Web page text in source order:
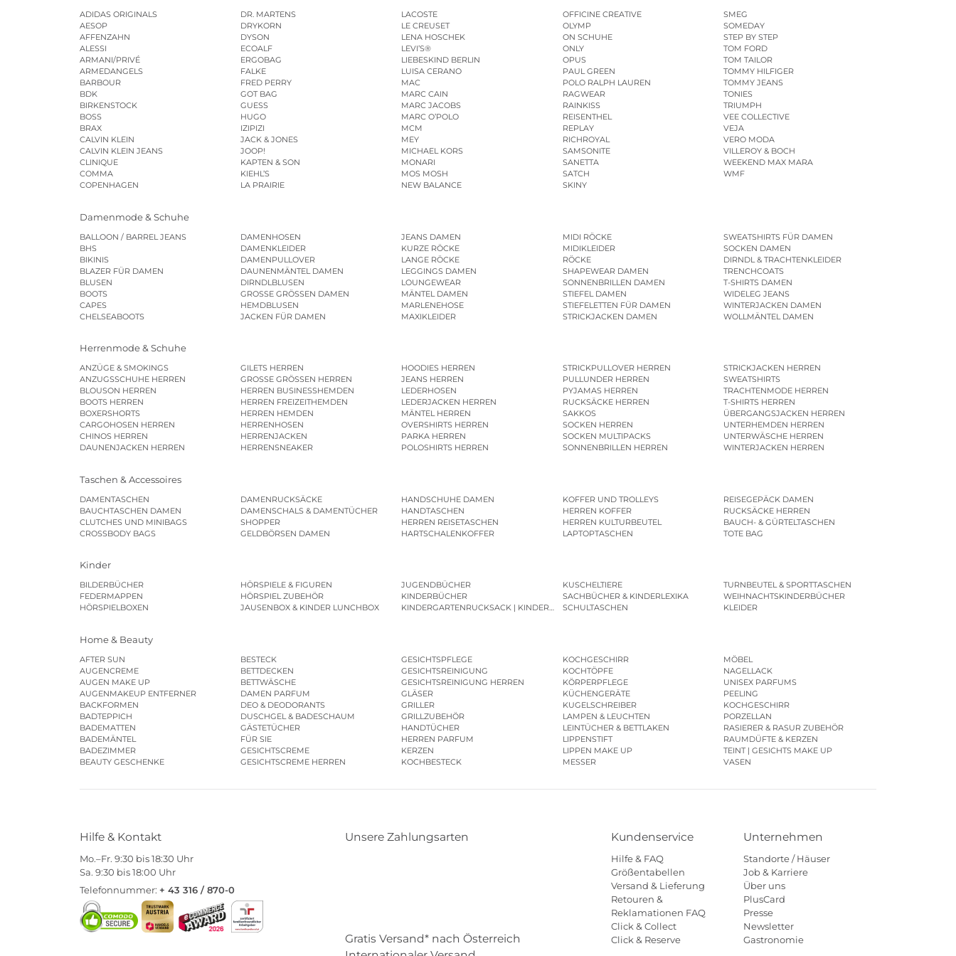
ADIDAS ORIGINALS
AESOP
AFFENZAHN
ALESSI
ARMANI/PRIVÉ
ARMEDANGELS
BARBOUR
BDK
BIRKENSTOCK
BOSS
BRAX
CALVIN KLEIN
CALVIN KLEIN JEANS
CLINIQUE
COMMA
COPENHAGEN
DR. MARTENS
DRYKORN
DYSON
ECOALF
ERGOBAG
FALKE
FRED PERRY
GOT BAG
GUESS
HUGO
IZIPIZI
JACK & JONES
JOOP!
KAPTEN & SON
KIEHL’S
LA PRAIRIE
LACOSTE
LE CREUSET
LENA HOSCHEK
LEVI’S®
LIEBESKIND BERLIN
LUISA CERANO
MAC
MARC CAIN
MARC JACOBS
MARC O’POLO
MCM
MEY
MICHAEL KORS
MONARI
MOS MOSH
NEW BALANCE
OFFICINE CREATIVE
OLYMP
ON SCHUHE
ONLY
OPUS
PAUL GREEN
POLO RALPH LAUREN
RAGWEAR
RAINKISS
REISENTHEL
REPLAY
RICHROYAL
SAMSONITE
SANETTA
SATCH
SKINY
SMEG
SOMEDAY
STEP BY STEP
TOM FORD
TOM TAILOR
TOMMY HILFIGER
TOMMY JEANS
TONIES
TRIUMPH
VEE COLLECTIVE
VEJA
VERO MODA
VILLEROY & BOCH
WEEKEND MAX MARA
WMF
Damenmode & Schuhe
BALLOON / BARREL JEANS
BHS
BIKINIS
BLAZER FÜR DAMEN
BLUSEN
BOOTS
CAPES
CHELSEABOOTS
DAMENHOSEN
DAMENKLEIDER
DAMENPULLOVER
DAUNENMÄNTEL DAMEN
DIRNDLBLUSEN
GROSSE GRÖSSEN DAMEN
HEMDBLUSEN
JACKEN FÜR DAMEN
JEANS DAMEN
KURZE RÖCKE
LANGE RÖCKE
LEGGINGS DAMEN
LOUNGEWEAR
MÄNTEL DAMEN
MARLENEHOSE
MAXIKLEIDER
MIDI RÖCKE
MIDIKLEIDER
RÖCKE
SHAPEWEAR DAMEN
SONNENBRILLEN DAMEN
STIEFEL DAMEN
STIEFELETTEN FÜR DAMEN
STRICKJACKEN DAMEN
SWEATSHIRTS FÜR DAMEN
SOCKEN DAMEN
DIRNDL & TRACHTENKLEIDER
TRENCHCOATS
T-SHIRTS DAMEN
WIDELEG JEANS
WINTERJACKEN DAMEN
WOLLMÄNTEL DAMEN
Herrenmode & Schuhe
ANZÜGE & SMOKINGS
ANZUGSSCHUHE HERREN
BLOUSON HERREN
BOOTS HERREN
BOXERSHORTS
CARGOHOSEN HERREN
CHINOS HERREN
DAUNENJACKEN HERREN
GILETS HERREN
GROSSE GRÖSSEN HERREN
HERREN BUSINESSHEMDEN
HERREN FREIZEITHEMDEN
HERREN HEMDEN
HERRENHOSEN
HERRENJACKEN
HERRENSNEAKER
HOODIES HERREN
JEANS HERREN
LEDERHOSEN
LEDERJACKEN HERREN
MÄNTEL HERREN
OVERSHIRTS HERREN
PARKA HERREN
POLOSHIRTS HERREN
STRICKPULLOVER HERREN
PULLUNDER HERREN
PYJAMAS HERREN
RUCKSÄCKE HERREN
SAKKOS
SOCKEN HERREN
SOCKEN MULTIPACKS
SONNENBRILLEN HERREN
STRICKJACKEN HERREN
SWEATSHIRTS
TRACHTENMODE HERREN
T-SHIRTS HERREN
ÜBERGANGSJACKEN HERREN
UNTERHEMDEN HERREN
UNTERWÄSCHE HERREN
WINTERJACKEN HERREN
Taschen & Accessoires
DAMENTASCHEN
BAUCHTASCHEN DAMEN
CLUTCHES UND MINIBAGS
CROSSBODY BAGS
DAMENRUCKSÄCKE
DAMENSCHALS & DAMENTÜCHER
SHOPPER
GELDBÖRSEN DAMEN
HANDSCHUHE DAMEN
HANDTASCHEN
HERREN REISETASCHEN
HARTSCHALENKOFFER
KOFFER UND TROLLEYS
HERREN KOFFER
HERREN KULTURBEUTEL
LAPTOPTASCHEN
REISEGEPÄCK DAMEN
RUCKSÄCKE HERREN
BAUCH- & GÜRTELTASCHEN
TOTE BAG
Kinder
BILDERBÜCHER
FEDERMAPPEN
HÖRSPIELBOXEN
HÖRSPIELE & FIGUREN
HÖRSPIEL ZUBEHÖR
JAUSENBOX & KINDER LUNCHBOX
JUGENDBÜCHER
KINDERBÜCHER
KINDERGARTENRUCKSACK | KINDERGARTENBEUTEL
KUSCHELTIERE
SACHBÜCHER & KINDERLEXIKA
SCHULTASCHEN
TURNBEUTEL & SPORTTASCHEN
WEIHNACHTSKINDERBÜCHER
KLEIDER
Home & Beauty
AFTER SUN
AUGENCREME
AUGEN MAKE UP
AUGENMAKEUP ENTFERNER
BACKFORMEN
BADTEPPICH
BADEMATTEN
BADEMÄNTEL
BADEZIMMER
BEAUTY GESCHENKE
BESTECK
BETTDECKEN
BETTWÄSCHE
DAMEN PARFUM
DEO & DEODORANTS
DUSCHGEL & BADESCHAUM
GÄSTETÜCHER
FÜR SIE
GESICHTSCREME
GESICHTSCREME HERREN
GESICHTSPFLEGE
GESICHTSREINIGUNG
GESICHTSREINIGUNG HERREN
GLÄSER
GRILLER
GRILLZUBEHÖR
HANDTÜCHER
HERREN PARFUM
KERZEN
KOCHBESTECK
KOCHGESCHIRR
KOCHTÖPFE
KÖRPERPFLEGE
KÜCHENGERÄTE
KUGELSCHREIBER
LAMPEN & LEUCHTEN
LEINTÜCHER & BETTLAKEN
LIPPENSTIFT
LIPPEN MAKE UP
MESSER
MÖBEL
NAGELLACK
UNISEX PARFUMS
PEELING
KOCHGESCHIRR
PORZELLAN
RASIERER & RASUR ZUBEHÖR
RAUMDÜFTE & KERZEN
TEINT | GESICHTS MAKE UP
VASEN
Hilfe & Kontakt
Mo.–Fr. 9:30 bis 18:30 Uhr
Sa. 9:30 bis 18:00 Uhr
Telefonnummer: + 43 316 / 870-0
Kundenservice
Hilfe & FAQ
Größentabellen
Versand & Lieferung
Retouren &
Reklamationen FAQ
Click & Collect
Click & Reserve
Unternehmen
Standorte / Häuser
Job & Karriere
Über uns
PlusCard
Presse
Newsletter
Gastronomie
Unsere Zahlungsarten
Gratis Versand* nach Österreich